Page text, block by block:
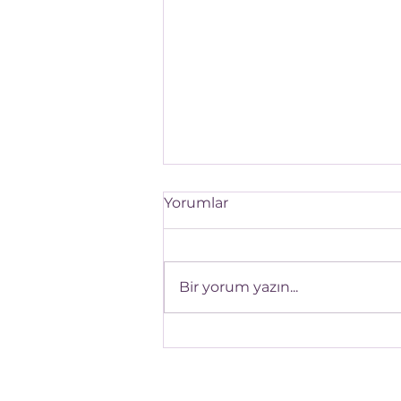
Yorumlar
Bir yorum yazın...